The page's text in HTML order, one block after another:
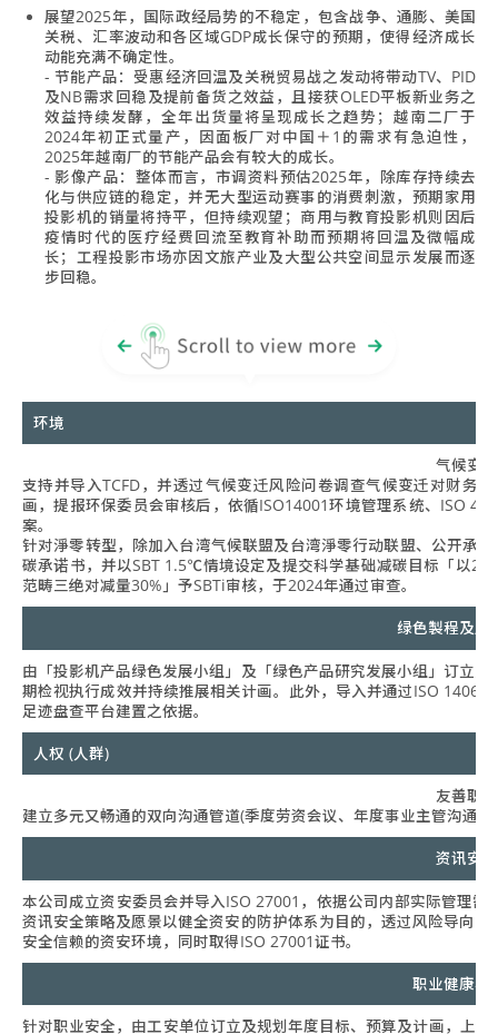
展望2025年，国际政经局势的不稳定，包含战争、通膨、美国
关税、汇率波动和各区域GDP成长保守的预期，使得经济成长
动能充满不确定性。
- 节能产品：受惠经济回温及关税贸易战之发动将带动TV、PID
及NB需求回稳及提前备货之效益，且接获OLED平板新业务之
效益持续发酵，全年出货量将呈现成长之趋势；越南二厂于
2024年初正式量产，因面板厂对中国＋1的需求有急迫性，
2025年越南厂的节能产品会有较大的成长。
- 影像产品：整体而言，市调资料预估2025年，除库存持续去
化与供应链的稳定，并无大型运动赛事的消费刺激，预期家用
投影机的销量将持平，但持续观望；商用与教育投影机则因后
疫情时代的医疗经费回流至教育补助而预期将回温及微幅成
长；工程投影市场亦因文旅产业及大型公共空间显示发展而逐
步回稳。
环境
气候变迁
支持并导入TCFD，并透过气候变迁风险问卷调查气候变迁对财务
画，提报环保委员会审核后，依循ISO14001环境管理系统、ISO
案。
针对淨零转型，除加入台湾气候联盟及台湾淨零行动联盟、公开承
碳承诺书，并以SBT 1.5℃情境设定及提交科学基础减碳目标「以
范畴三绝对减量30%」予SBTi审核，于2024年通过审查。
绿色製程及产
由「投影机产品绿色发展小组」及「绿色产品研究发展小组」订立
期检视执行成效并持续推展相关计画。此外，导入并通过ISO
足迹盘查平台建置之依据。
人权 (人群)
友善职场
建立多元又畅通的双向沟通管道(季度劳资会议、年度事业主管沟通
资讯安全
本公司成立资安委员会并导入ISO 27001，依据公司内部实际管理
资讯安全策略及愿景以健全资安的防护体系为目的，透过风险导向
安全信赖的资安环境，同时取得ISO 27001证书。
职业健康与
针对职业安全，由工安单位订立及规划年度目标、预算及计画，上